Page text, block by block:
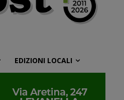
EDIZIONI LOCALI